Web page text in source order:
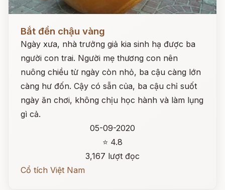
Đọc ngay
Bắt đền chậu vàng
Ngày xưa, nhà trưởng giả kia sinh hạ được ba
người con trai. Người mẹ thương con nên
nuông chiều từ ngày còn nhỏ, ba cậu càng lớn
càng hư đốn. Cậy có sẵn của, ba cậu chỉ suốt
ngày ăn chơi, không chịu học hành và làm lụng
gì cả.
05-09-2020
⭐ 4.8
3,167 lượt đọc
Cổ tích Việt Nam